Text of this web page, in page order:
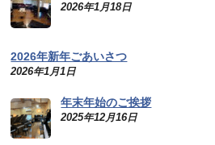
2026年1月18日
2026年新年ごあいさつ
2026年1月1日
年末年始のご挨拶
2025年12月16日